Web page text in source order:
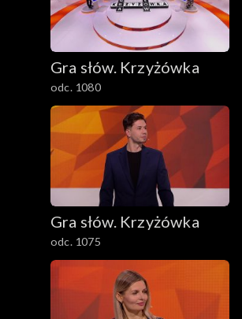
Gra słów. Krzyżówka
odc. 1080
Gra słów. Krzyżówka
odc. 1075